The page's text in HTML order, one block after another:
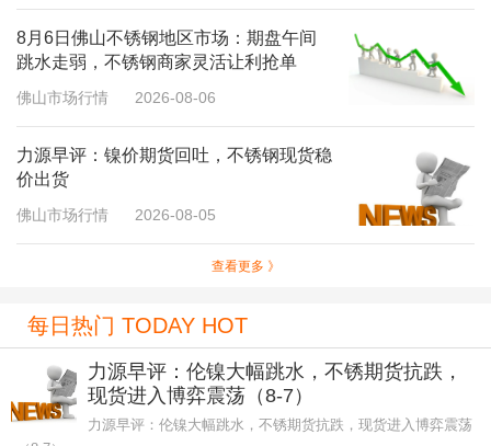
8月6日佛山不锈钢地区市场：期盘午间
跳水走弱，不锈钢商家灵活让利抢单
佛山市场行情 2026-08-06
力源早评：镍价期货回吐，不锈钢现货稳
价出货
佛山市场行情 2026-08-05
查看更多 》
每日热门 TODAY HOT
力源早评：伦镍大幅跳水，不锈期货抗跌，
现货进入博弈震荡（8-7）
力源早评：伦镍大幅跳水，不锈期货抗跌，现货进入博弈震荡